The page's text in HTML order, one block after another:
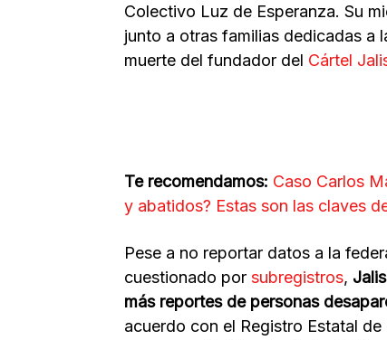
Colectivo Luz de Esperanza. Su
junto a otras familias dedicadas a
muerte del fundador del Cártel
Te recomendamos: Caso Carlos
y abatidos? Estas son las claves
Pese a no reportar datos a la
cuestionado por subregistros,
más reportes de personas
acuerdo con el Registro Estatal